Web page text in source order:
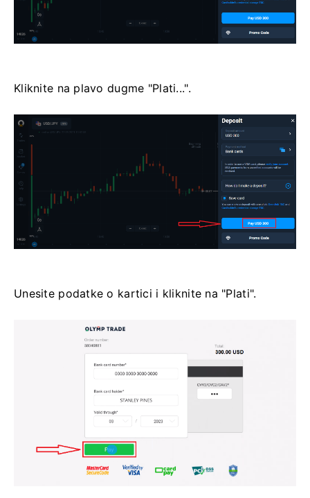
Kliknite na plavo dugme "Plati...".
Unesite podatke o kartici i kliknite na "Plati".